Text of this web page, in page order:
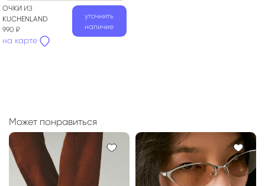
ОЧКИ ИЗ
KUCHENLAND
990 ₽
на карте
уточнить
наличие
Может понравиться